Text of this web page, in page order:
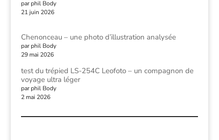
par phil Body
21 juin 2026
Chenonceau – une photo d’illustration analysée
par phil Body
29 mai 2026
test du trépied LS-254C Leofoto – un compagnon de
voyage ultra léger
par phil Body
2 mai 2026